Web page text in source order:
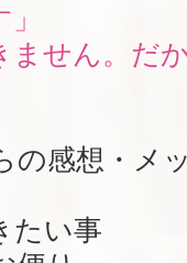
ません。だ
の感想・メ
い事